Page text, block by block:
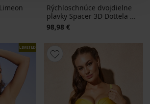
Rýchloschnúce dvojdielne
plavky Spacer 3D Dottela ...
98,98 €
LIMITED